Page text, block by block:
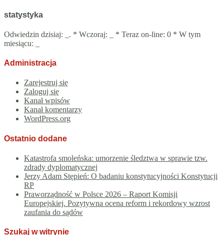
statystyka
Odwiedzin dzisiaj: . * Wczoraj:
* Teraz on-line: 0 * W tym
miesiącu:
Administracja
Zarejestruj się
Zaloguj się
Kanał wpisów
Kanał komentarzy
WordPress.org
Ostatnio dodane
Katastrofa smoleńska: umorzenie śledztwa w sprawie tzw.
zdrady dyplomatycznej
Jerzy Adam Stępień: O badaniu konstytucyjności Konstytucji
RP
Praworządność w Polsce 2026 – Raport Komisji
Europejskiej. Pozytywna ocena reform i rekordowy wzrost
zaufania do sądów
Szukaj w witrynie